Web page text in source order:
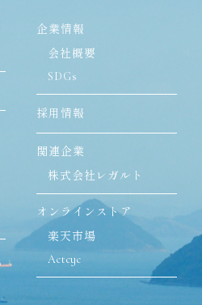
企業情報
会社概要
SDGs
採用情報
関連企業
株式会社レガルト
オンラインストア
楽天市場
Actcyc